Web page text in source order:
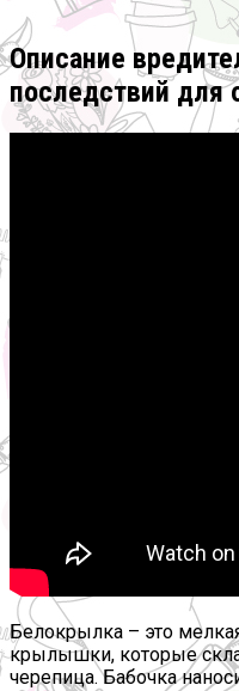
Описание
последствий для
Белокрылка – это
крылышки, которые
черепица. Бабочка